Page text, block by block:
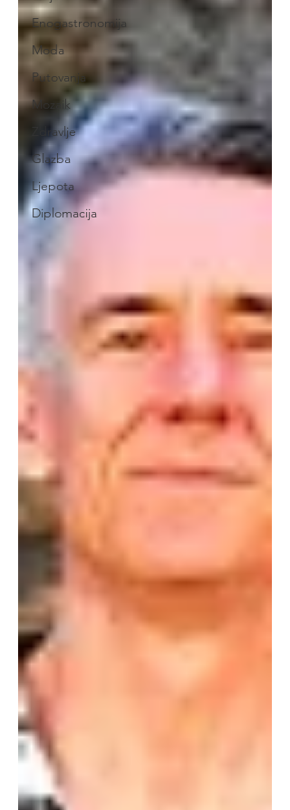
Enogastronomija
Moda
Putovanja
Mozaik
Zdravlje
Glazba
Ljepota
Diplomacija